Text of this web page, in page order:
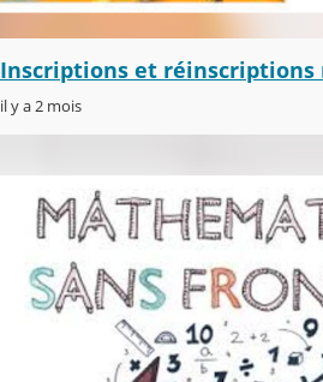
Inscriptions et réinscriptions
il y a 2 mois